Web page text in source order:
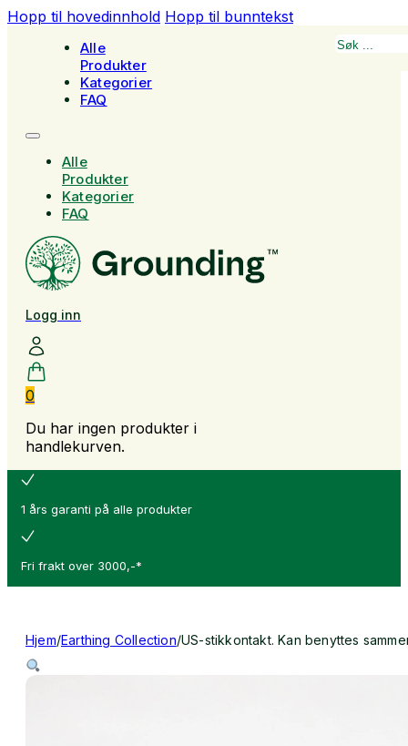
Hopp til hovedinnhold Hopp til bunntekst
Alle
Produkter
Kategorier
FAQ
Alle
Produkter
Kategorier
FAQ
Logg inn
0
Du har ingen produkter i
handlekurven.
Søk
1 års garanti på alle produkter
Fri frakt over 3000,-*
Hjem/Earthing Collection/US-stikkontakt. Kan benyttes